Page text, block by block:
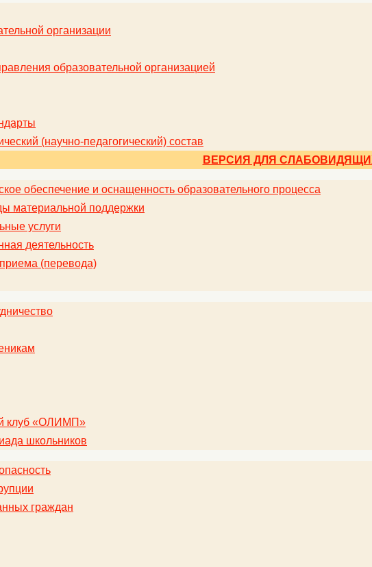
организации
образовательной организацией
(научно-педагогический) состав
ВЕРСИЯ ДЛЯ
обеспечение и оснащенность образовательного процесса
материальной поддержки
услуги
деятельность
(перевода)
клуб «ОЛИМП»
школьников
граждан